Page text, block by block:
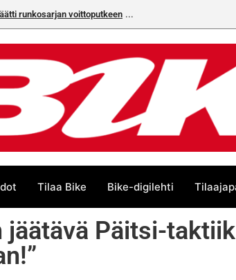
runkosarjan voittoputkeen
Tilaa Bike Bike-digilehti
jäätävä Päitsi-